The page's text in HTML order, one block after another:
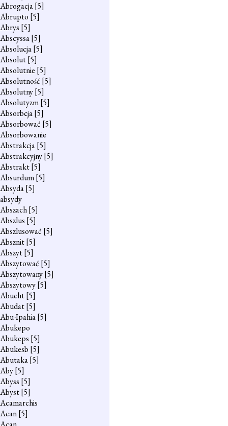
Abrogacja[5]
Abrupto [5]
Abrys [5]
Abscyssa[5]
Absolucja[5]
Absolut[5]
Absolutnie [5]
Absolutność [5]
Absolutny[5]
Absolutyzm[5]
Absorbcja[5]
Absorbować [5]
Absorbowanie
Abstrakcja[5]
Abstrakcyjny[5]
Abstrakt[5]
Absurdum[5]
Absyda[5]
absydy
Abszach[5]
Abszlus [5]
Abszlusować [5]
Absznit[5]
Abszyt[5]
Abszytować [5]
Abszytowany[5]
Abszytowy[5]
Abucht[5]
Abudat[5]
Abu-Ipahia[5]
Abukepo
Abukeps [5]
Abukesb [5]
Abutaka[5]
Aby[5]
Abyss [5]
Abyst[5]
Acamarchis
Acan[5]